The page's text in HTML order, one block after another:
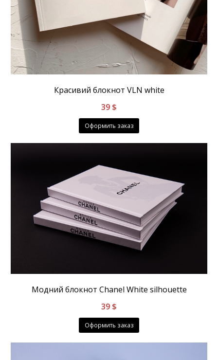
Красивий блокнот VLN white
39 $
Оформить заказ
Модний блокнот Chanel White silhouette
39 $
Оформить заказ